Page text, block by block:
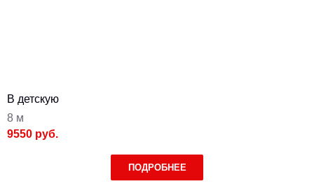
В детскую
8 м
9550 руб.
ПОДРОБНЕЕ